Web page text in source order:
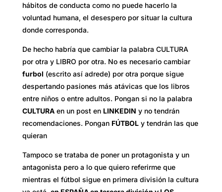
hábitos de conducta como no puede hacerlo la
voluntad humana, el desespero por situar la cultura
donde corresponda.
De hecho habría que cambiar la palabra CULTURA
por otra y LIBRO por otra. No es necesario cambiar
furbol (escrito así adrede) por otra porque sigue
despertando pasiones más atávicas que los libros
entre niños o entre adultos. Pongan si no la palabra
CULTURAen un post en LINKEDIN y no tendrán
recomendaciones. Pongan FÚTBOLy tendrán las que
quieran
Tampoco se trataba de poner un protagonista y un
antagonista pero a lo que quiero referirme que
mientras el fútbol sigue en primera división la cultura